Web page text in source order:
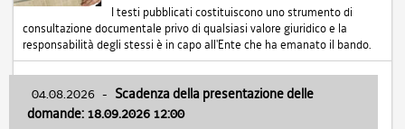
I testi pubblicati costituiscono uno strumento di
consultazione documentale privo di qualsiasi valore giuridico e la
responsabilità degli stessi è in capo all'Ente che ha emanato il bando.
04.08.2026 - Scadenza della presentazione delle
domande: 18.09.2026 12:00